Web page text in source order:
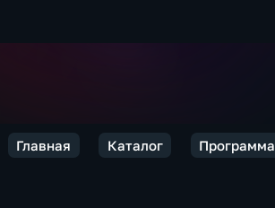
Главная Каталог Программа